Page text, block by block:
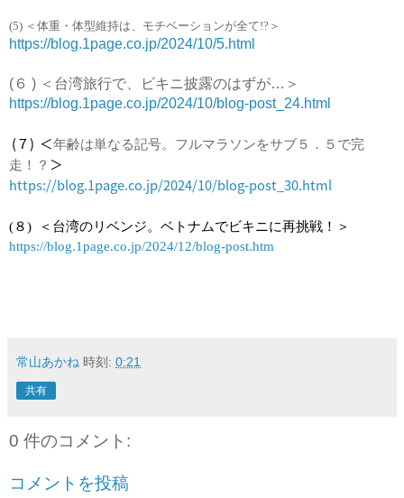
(5) ＜体重・体型維持は、モチベーションが全て!?＞
https://blog.1page.co.jp/2024/10/5.html
(６ ) ＜台湾旅行で、ビキニ披露のはずが…＞
https://blog.1page.co.jp/2024/10/blog-post_24.html
(７)  ＜年齢は単なる記号。フルマラソンをサブ５．５で完
走！？ ＞
https://blog.1page.co.jp/2024/10/blog-post_30.html
(８)  ＜ 台湾のリベンジ。ベトナムでビキニに再挑戦！＞
https://blog.1page.co.jp/2024/12/blog-post.htm
常山あかね 時刻: 0:21
共有
0 件のコメント:
コメントを投稿